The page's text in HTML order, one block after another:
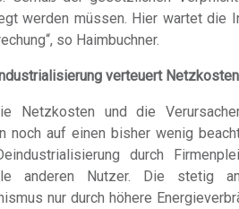
werden müssen. Hier wartet die
so Haimbuchner.
verteuert
Netzkosten und die
noch auf einen bisher wenig
durch
anderen Nutzer. Die stetig
nur durch höhere